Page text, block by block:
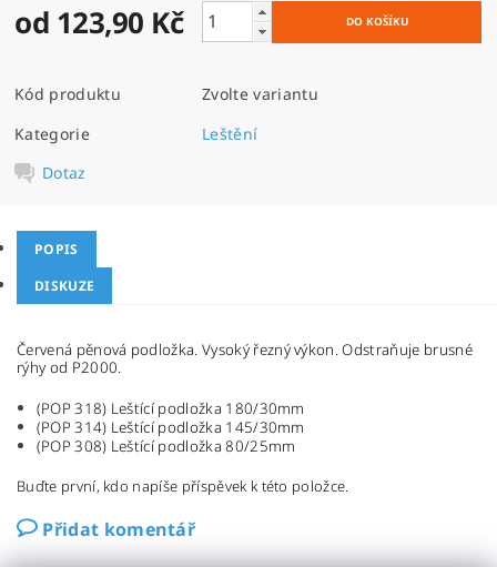
od 123,90 Kč
Kód produktu
Zvolte variantu
Kategorie
Leštění
Dotaz
POPIS
DISKUZE
Červená pěnová podložka. Vysoký řezný výkon. Odstraňuje brusné
rýhy od P2000.
(POP 318) Leštící podložka 180/30mm
(POP 314) Leštící podložka 145/30mm
(POP 308) Leštící podložka 80/25mm
Buďte první, kdo napíše příspěvek k této položce.
Přidat komentář